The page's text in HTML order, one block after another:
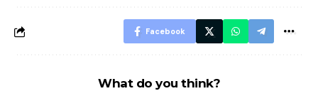
Facebook
What do you think?